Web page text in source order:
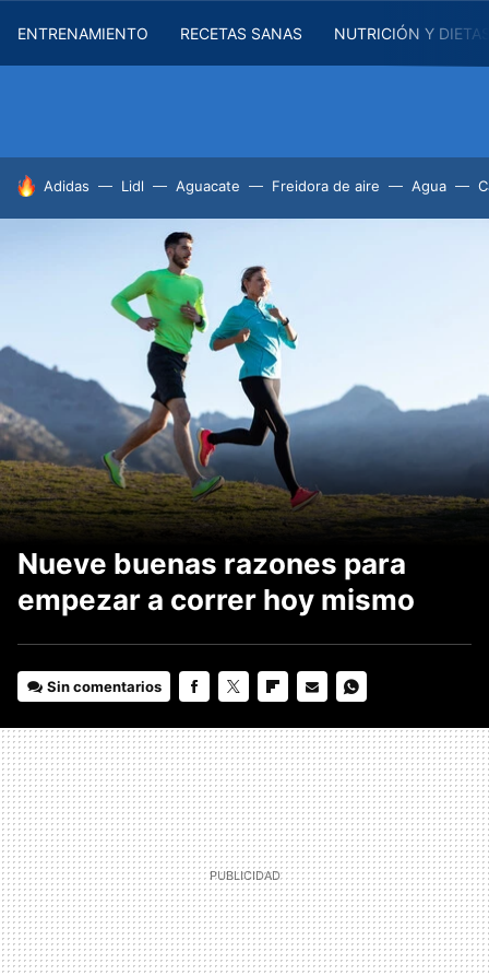
ENTRENAMIENTO RECETAS SANAS NUTRICIÓN Y
HOY SE HABLA DE
Adidas Lidl Aguacate Freidora de aire Agua
Nueve buenas razones para
empezar a correr hoy mismo
Sin comentarios
MAIL